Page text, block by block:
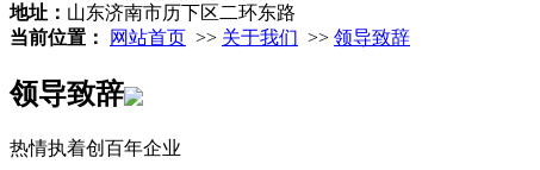
地址： 山东济南市历下区二环东路
当前位置：
网站首页 >> 关于我们 >> 领导致辞
领导致辞
热情执着创百年企业